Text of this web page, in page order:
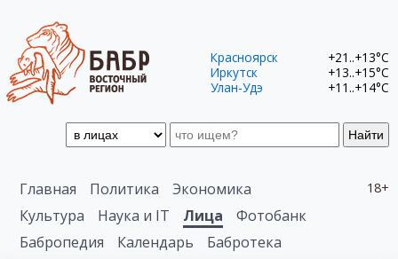
Найти
Красноярск
+21..+13°C
Иркутск
+13..+15°C
Улан-Удэ
+11..+14°C
18+
Главная Политика
Экономика
Культура
Наука и IT Лица
Фотобанк
Бабропедия
Календарь Бабротека